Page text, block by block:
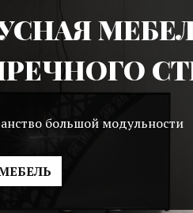
большой модульности